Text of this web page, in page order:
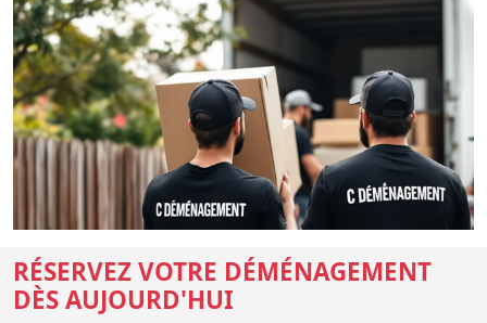
RÉSERVEZ VOTRE DÉMÉNAGEMENT
DÈS AUJOURD'HUI